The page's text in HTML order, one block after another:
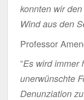
konnten wir
Wind aus den
Professor
“Es wird immer
unerwünschte
Denunziation